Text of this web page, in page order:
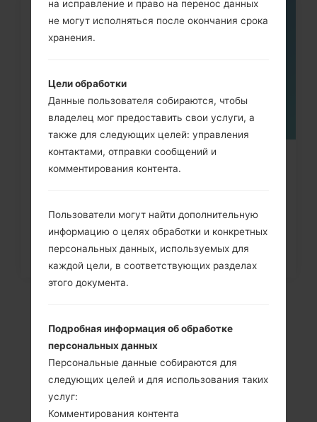
06
МАЯ
Как удалить все данные с
на исправление и право на перенос данных
не могут исполняться после окончания срока
хранения.
Цели обработки
Данные пользователя собираются, чтобы
владелец мог предоставить свои услуги, а
также для следующих целей: управления
контактами, отправки сообщений и
комментирования контента.
Пользователи могут найти дополнительную
информацию о целях обработки и конкретных
персональных данных, используемых для
каждой цели, в соответствующих разделах
этого документа.
Подробная информация об обработке
персональных данных
Персональные данные собираются для
следующих целей и для использования таких
услуг:
Комментирования контента